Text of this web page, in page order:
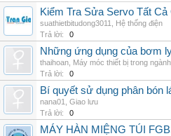
Kiểm Tra Sửa Servo Tất
suathietbitudong3011
Hệ thống điện
Trả lời:
0
Những ứng dụng của bơm
thaihoan Máy móc thiết bị trong
Trả lời:
0
Bí quyết sử dụng phân bón
nana01
Giao lưu
Trả lời:
0
MÁY HÀN MIỆNG TÚI